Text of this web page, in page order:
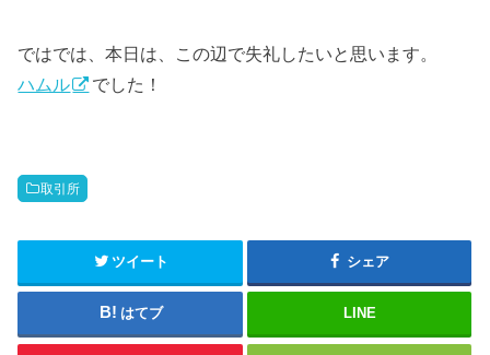
ではでは、本日は、この辺で失礼したいと思います。
ハムル
でした！
取引所
ツイート シェア
はてブ LINE